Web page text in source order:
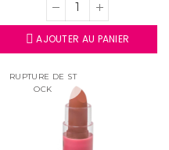
AJOUTER AU PANIER
RUPTURE DE ST
OCK